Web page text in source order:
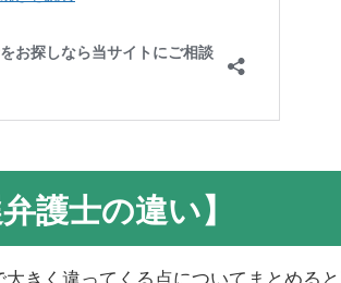
護士の違い】
きく違ってくる点についてまとめる